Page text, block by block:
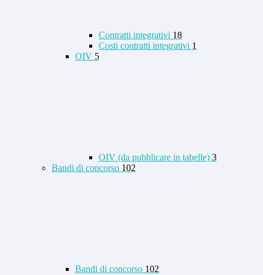
Contratti integrativi 18
Costi contratti integrativi 1
OIV 5
OIV (da pubblicare in tabelle) 3
Bandi di concorso 102
Bandi di concorso 102